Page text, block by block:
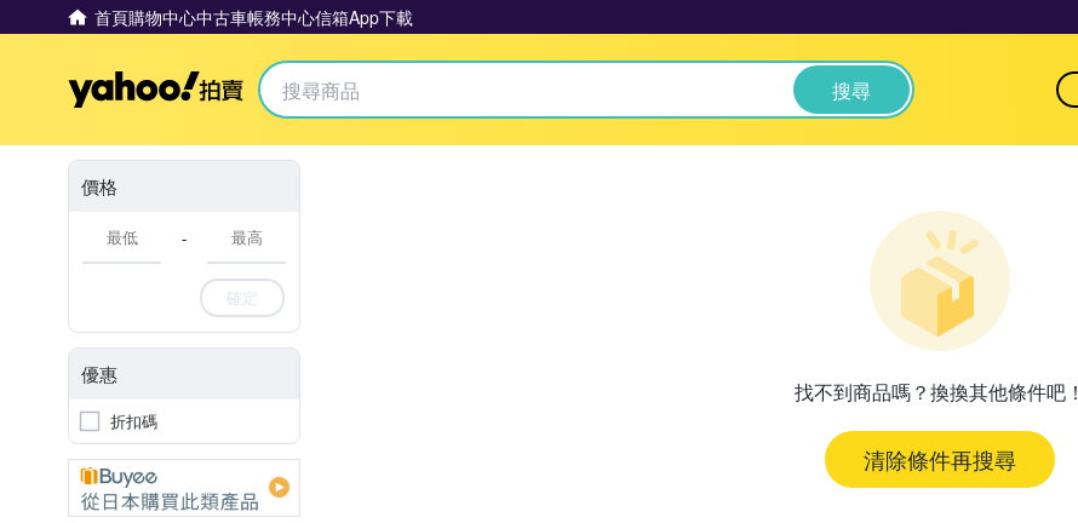
首頁購物中心中古車帳務中心信箱App下載
Yahoo拍賣 搜尋
價格
-
確定
優惠
折扣碼
找不到商品嗎？換換其他條件吧！
清除條件再搜尋